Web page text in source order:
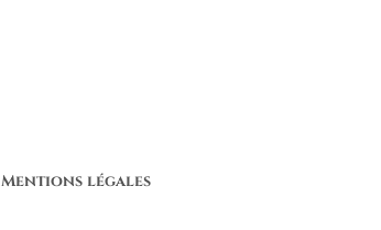
Mentions légales